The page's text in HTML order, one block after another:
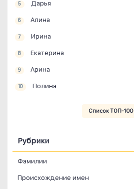
5 Дарья
6 Алина
7 Ирина
8 Екатерина
9 Арина
10 Полина
Список ТОП-100
Рубрики
Фамилии
Происхождение имен